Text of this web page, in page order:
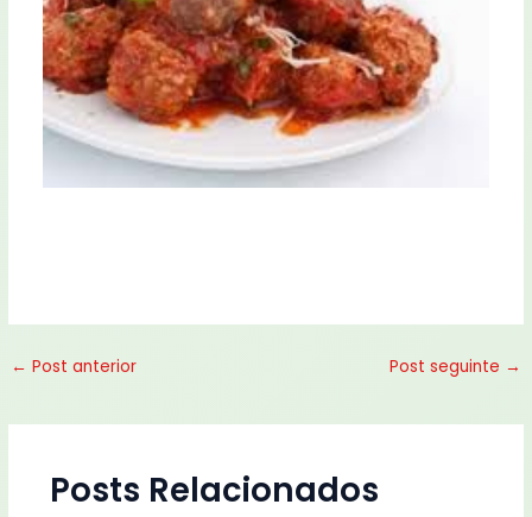
← Post anterior Post seguinte →
Posts Relacionados